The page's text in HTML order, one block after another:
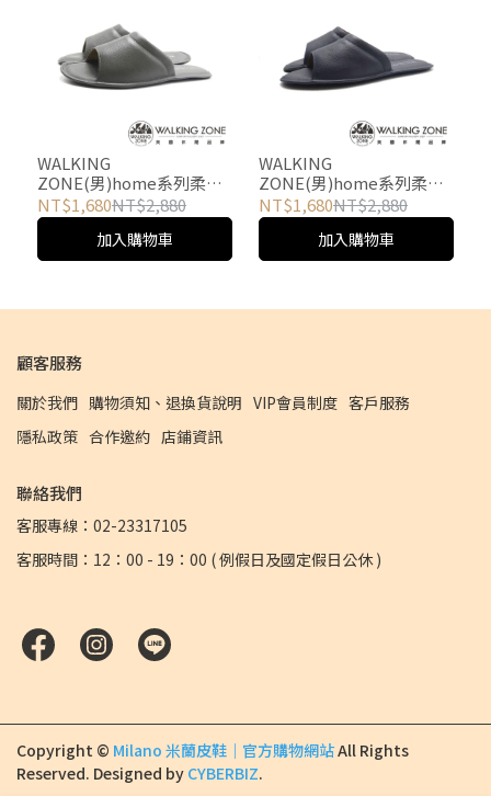
WALKING
ZONE(男)home系列柔軟
紓壓室內拖鞋 男鞋-綠色
NT$1,680NT$2,880
加入購物車
WALKING
ZONE(男)home系列柔軟
紓壓室內拖鞋 男鞋-藍色
NT$1,680NT$2,880
加入購物車
顧客服務
關於我們 購物須知、退換貨說明 VIP會員制度 客戶服務
隱私政策 合作邀約 店鋪資訊
聯絡我們
客服專線：02-23317105
客服時間：12：00 - 19：00 ( 例假日及國定假日公休 )
Copyright © Milano 米蘭皮鞋｜官方購物網站All Rights
Reserved. Designed by CYBERBIZ.